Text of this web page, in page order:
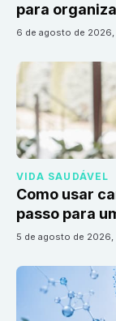
para
6 de agosto de 2026
VIDA SAUDÁVEL
Como usar
passo para
5 de agosto de 2026